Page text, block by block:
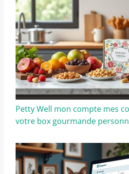
Petty Well mon compte mes
votre box gourmande